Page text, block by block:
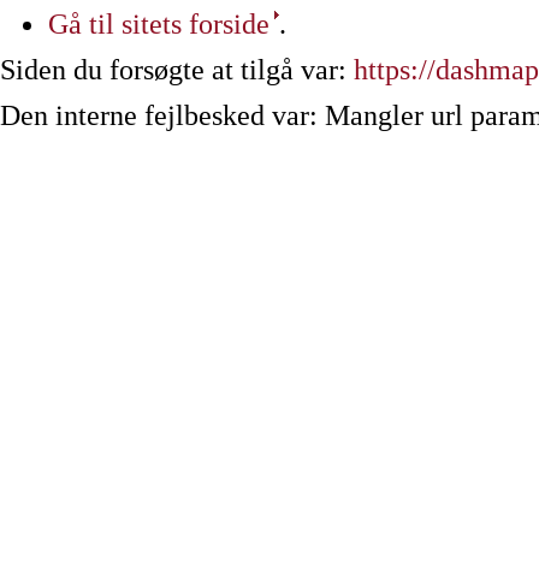
Gå til sitets forside .
Siden du forsøgte at tilgå var: https://
Den interne fejlbesked var: Mangler url